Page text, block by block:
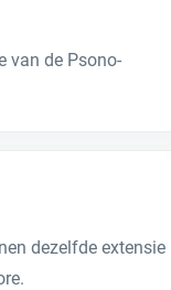
van de Psono-
dezelfde extensie